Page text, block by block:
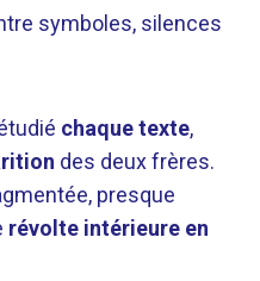
symboles, silences
chaque texte,
des deux frères.
presque
révolte intérieure en